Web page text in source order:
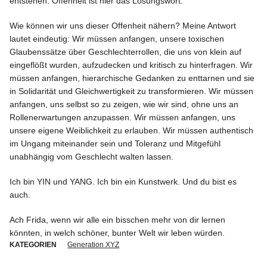
Wie können wir uns dieser Offenheit nähern? Meine Antwort
lautet eindeutig: Wir müssen anfangen, unsere toxischen
Glaubenssätze über Geschlechterrollen, die uns von klein auf
eingeflößt wurden, aufzudecken und kritisch zu hinterfragen. Wir
müssen anfangen, hierarchische Gedanken zu enttarnen und sie
in Solidarität und Gleichwertigkeit zu transformieren. Wir müssen
anfangen, uns selbst so zu zeigen, wie wir sind, ohne uns an
Rollenerwartungen anzupassen. Wir müssen anfangen, uns
unsere eigene Weiblichkeit zu erlauben. Wir müssen authentisch
im Ungang miteinander sein und Toleranz und Mitgefühl
unabhängig vom Geschlecht walten lassen.
Ich bin YIN und YANG. Ich bin ein Kunstwerk. Und du bist es
auch.
Ach Frida, wenn wir alle ein bisschen mehr von dir lernen
könnten, in welch schöner, bunter Welt wir leben würden.
KATEGORIEN Generation XYZ